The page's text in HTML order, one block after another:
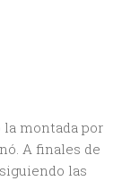
montada por
A finales de
las